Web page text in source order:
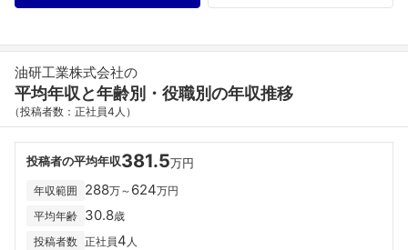
油研工業株式会社の
平均年収と年齢別・役職別の年収推移
（投稿者数：正社員4人）
投稿者の平均年収381.5万円
年収範囲 288万～ 624万円
平均年齢 30.8歳
投稿者数 正社員4 人